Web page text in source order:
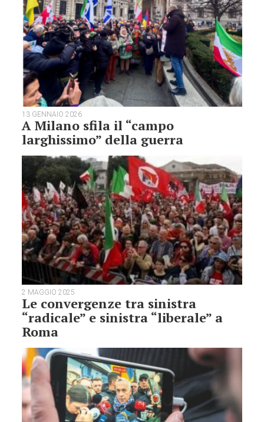
13 GENNAIO 2026
A Milano sfila il “campo
larghissimo” della guerra
2 MAGGIO 2025
Le convergenze tra sinistra
“radicale” e sinistra “liberale” a
Roma